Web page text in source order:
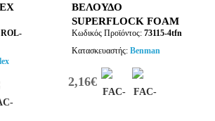
ROL-
ΒΕΛΟΥΔΟ
SUPERFLOCK FOAM
11cm
Κωδικός Προϊόντος: 73115-4tfn
Κατασκευαστής: Benman
2,16€